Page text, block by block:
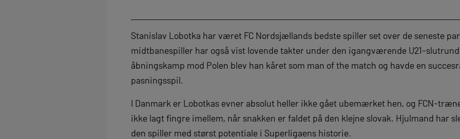
Stanislav Lobotka har været FC Nordsjællands bedste spiller set over de seneste
midtbanespiller har også vist lovende takter under den igangværende U21-
åbningskamp mod Polen blev han kåret som man of the match og havde en
pasningsspil.
I Danmark er Lobotkas evner absolut heller ikke gået ubemærket hen, og FCN-
ikke lagt fingre imellem, når snakken er faldet på den klejne slovak. Hjulmand har
den spiller med størst potentiale i Superligaens historie.